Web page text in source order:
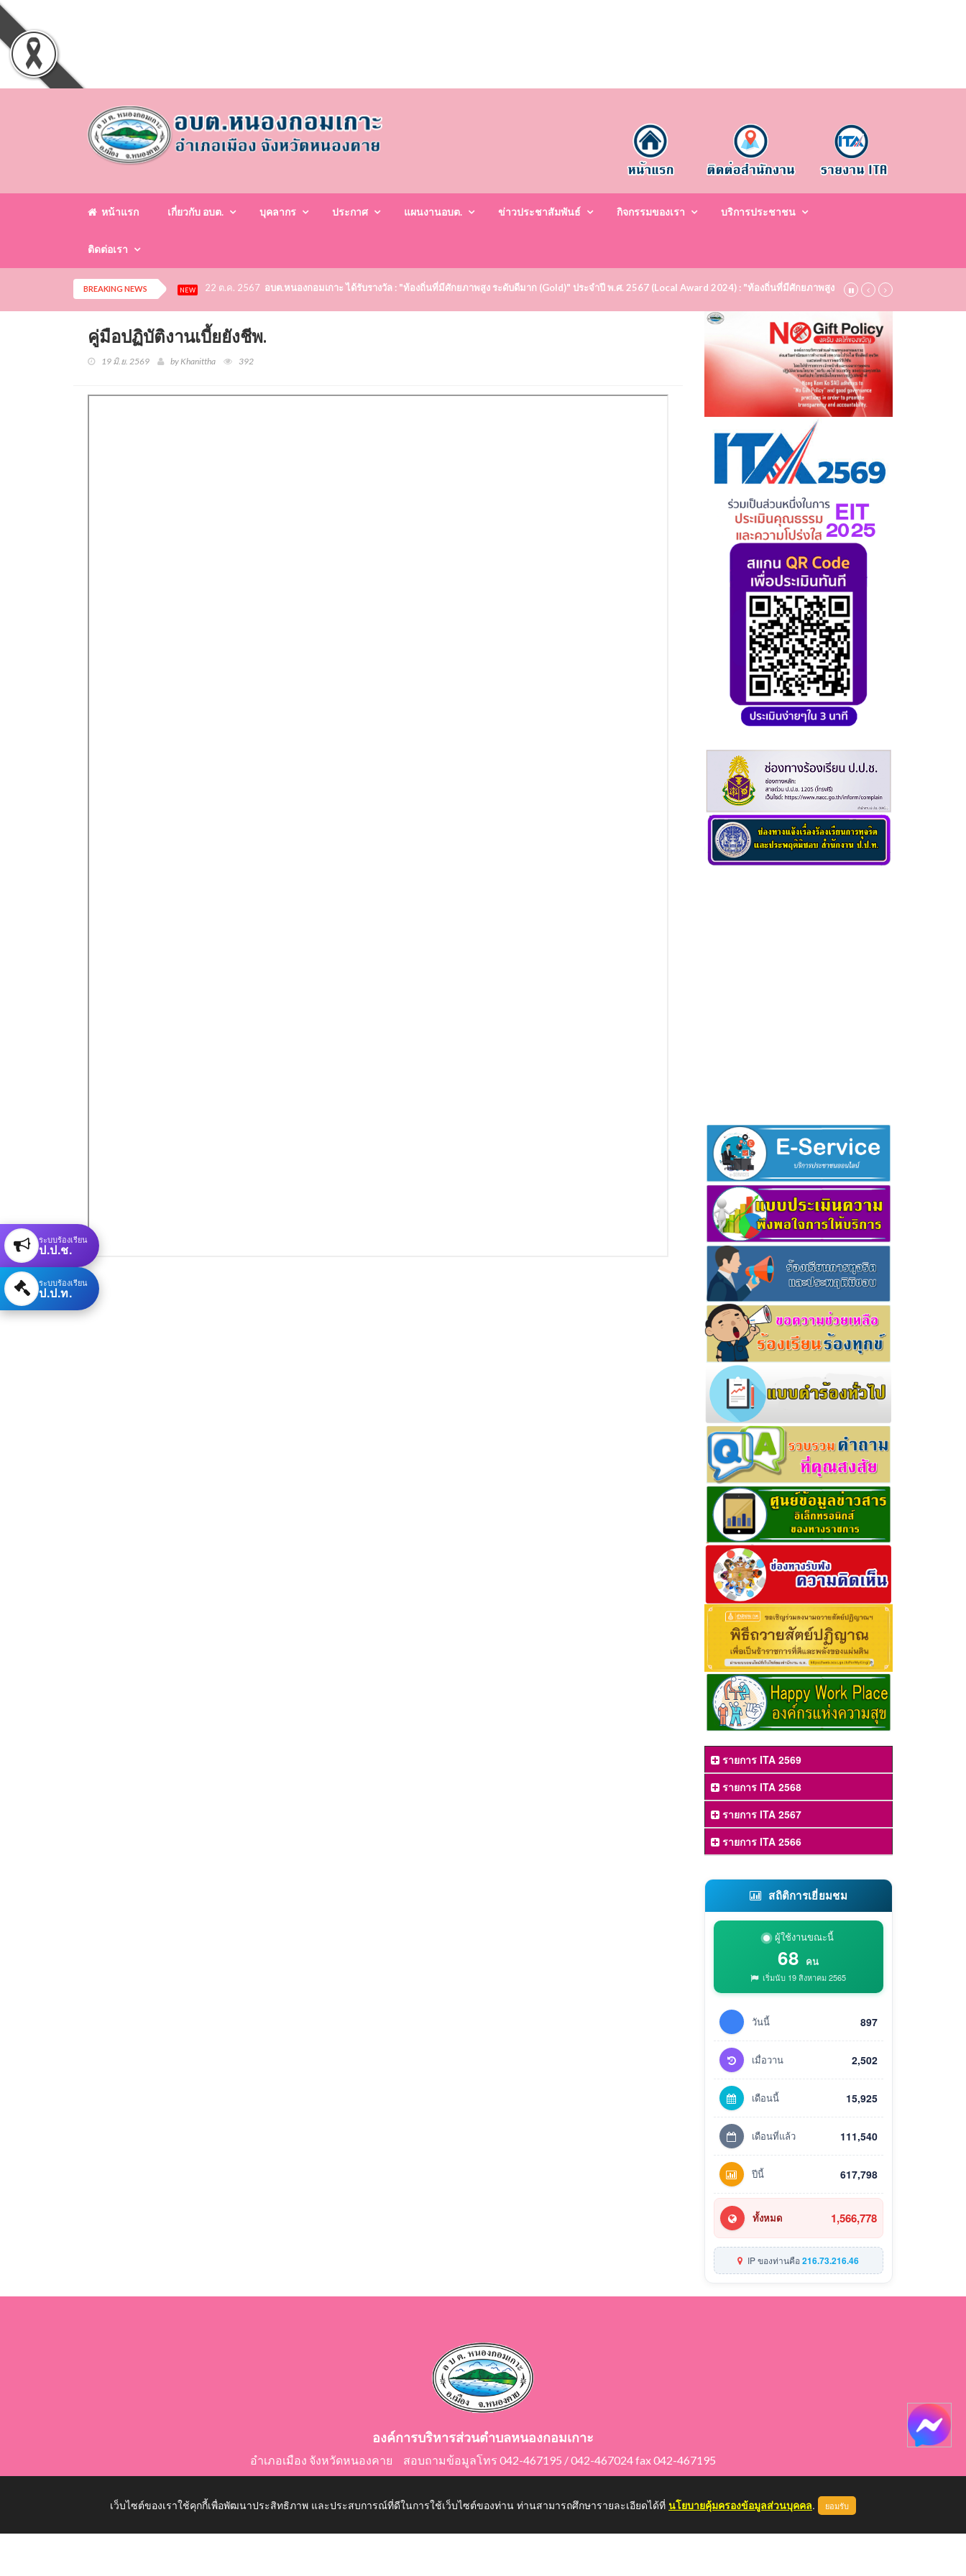
หน้าแรก เกี่ยวกับ อบต. บุคลากร ประกาศ แผนงานอบต. ข่าวประชาสัมพันธ์ กิจกรรมของเรา บริการประชาชน
ติดต่อเรา
BREAKING NEWS NEW 22 ต.ค. 2567 อบต.หนองกอมเกาะ ได้รับรางวัล : "ท้องถิ่นที่มีศักยภาพสูง ระดับดีมาก (Gold)" ประจำปี พ.ศ. 2567 (Local Award 2024) : "ท้องถิ่นที่มีศักยภาพสูง ระดับชมเชย (Bronze)" ประจำ
คู่มือปฏิบัติงานเบี้ยยังชีพ.
19 มิ.ย. 2569 by Khanittha 392
รายการ ITA 2569
รายการ ITA 2568
รายการ ITA 2567
รายการ ITA 2566
สถิติการเยี่ยมชม
ผู้ใช้งานขณะนี้
68 คน
เริ่มนับ 19 สิงหาคม 2565
วันนี้ 897
เมื่อวาน 2,502
เดือนนี้ 15,925
เดือนที่แล้ว 111,540
ปีนี้ 617,798
ทั้งหมด 1,566,778
IP ของท่านคือ216.73.216.46
องค์การบริหารส่วนตำบลหนองกอมเกาะ
อำเภอเมือง จังหวัดหนองคาย สอบถามข้อมูลโทร 042-467195 / 042-467024 fax 042-467195
ระบบร้องเรียน
ป.ป.ช.
ระบบร้องเรียน
ป.ป.ท.
เว็บไซต์ของเราใช้คุกกี้เพื่อพัฒนาประสิทธิภาพ และประสบการณ์ที่ดีในการใช้เว็บไซต์ของท่าน ท่านสามารถศึกษารายละเอียดได้ที่ นโยบายคุ้มครองข้อมูลส่วนบุคคล. ยอมรับ